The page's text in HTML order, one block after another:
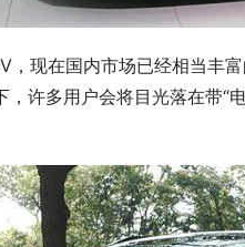
，现在国内市场已经相当丰
许多用户会将目光落在带“